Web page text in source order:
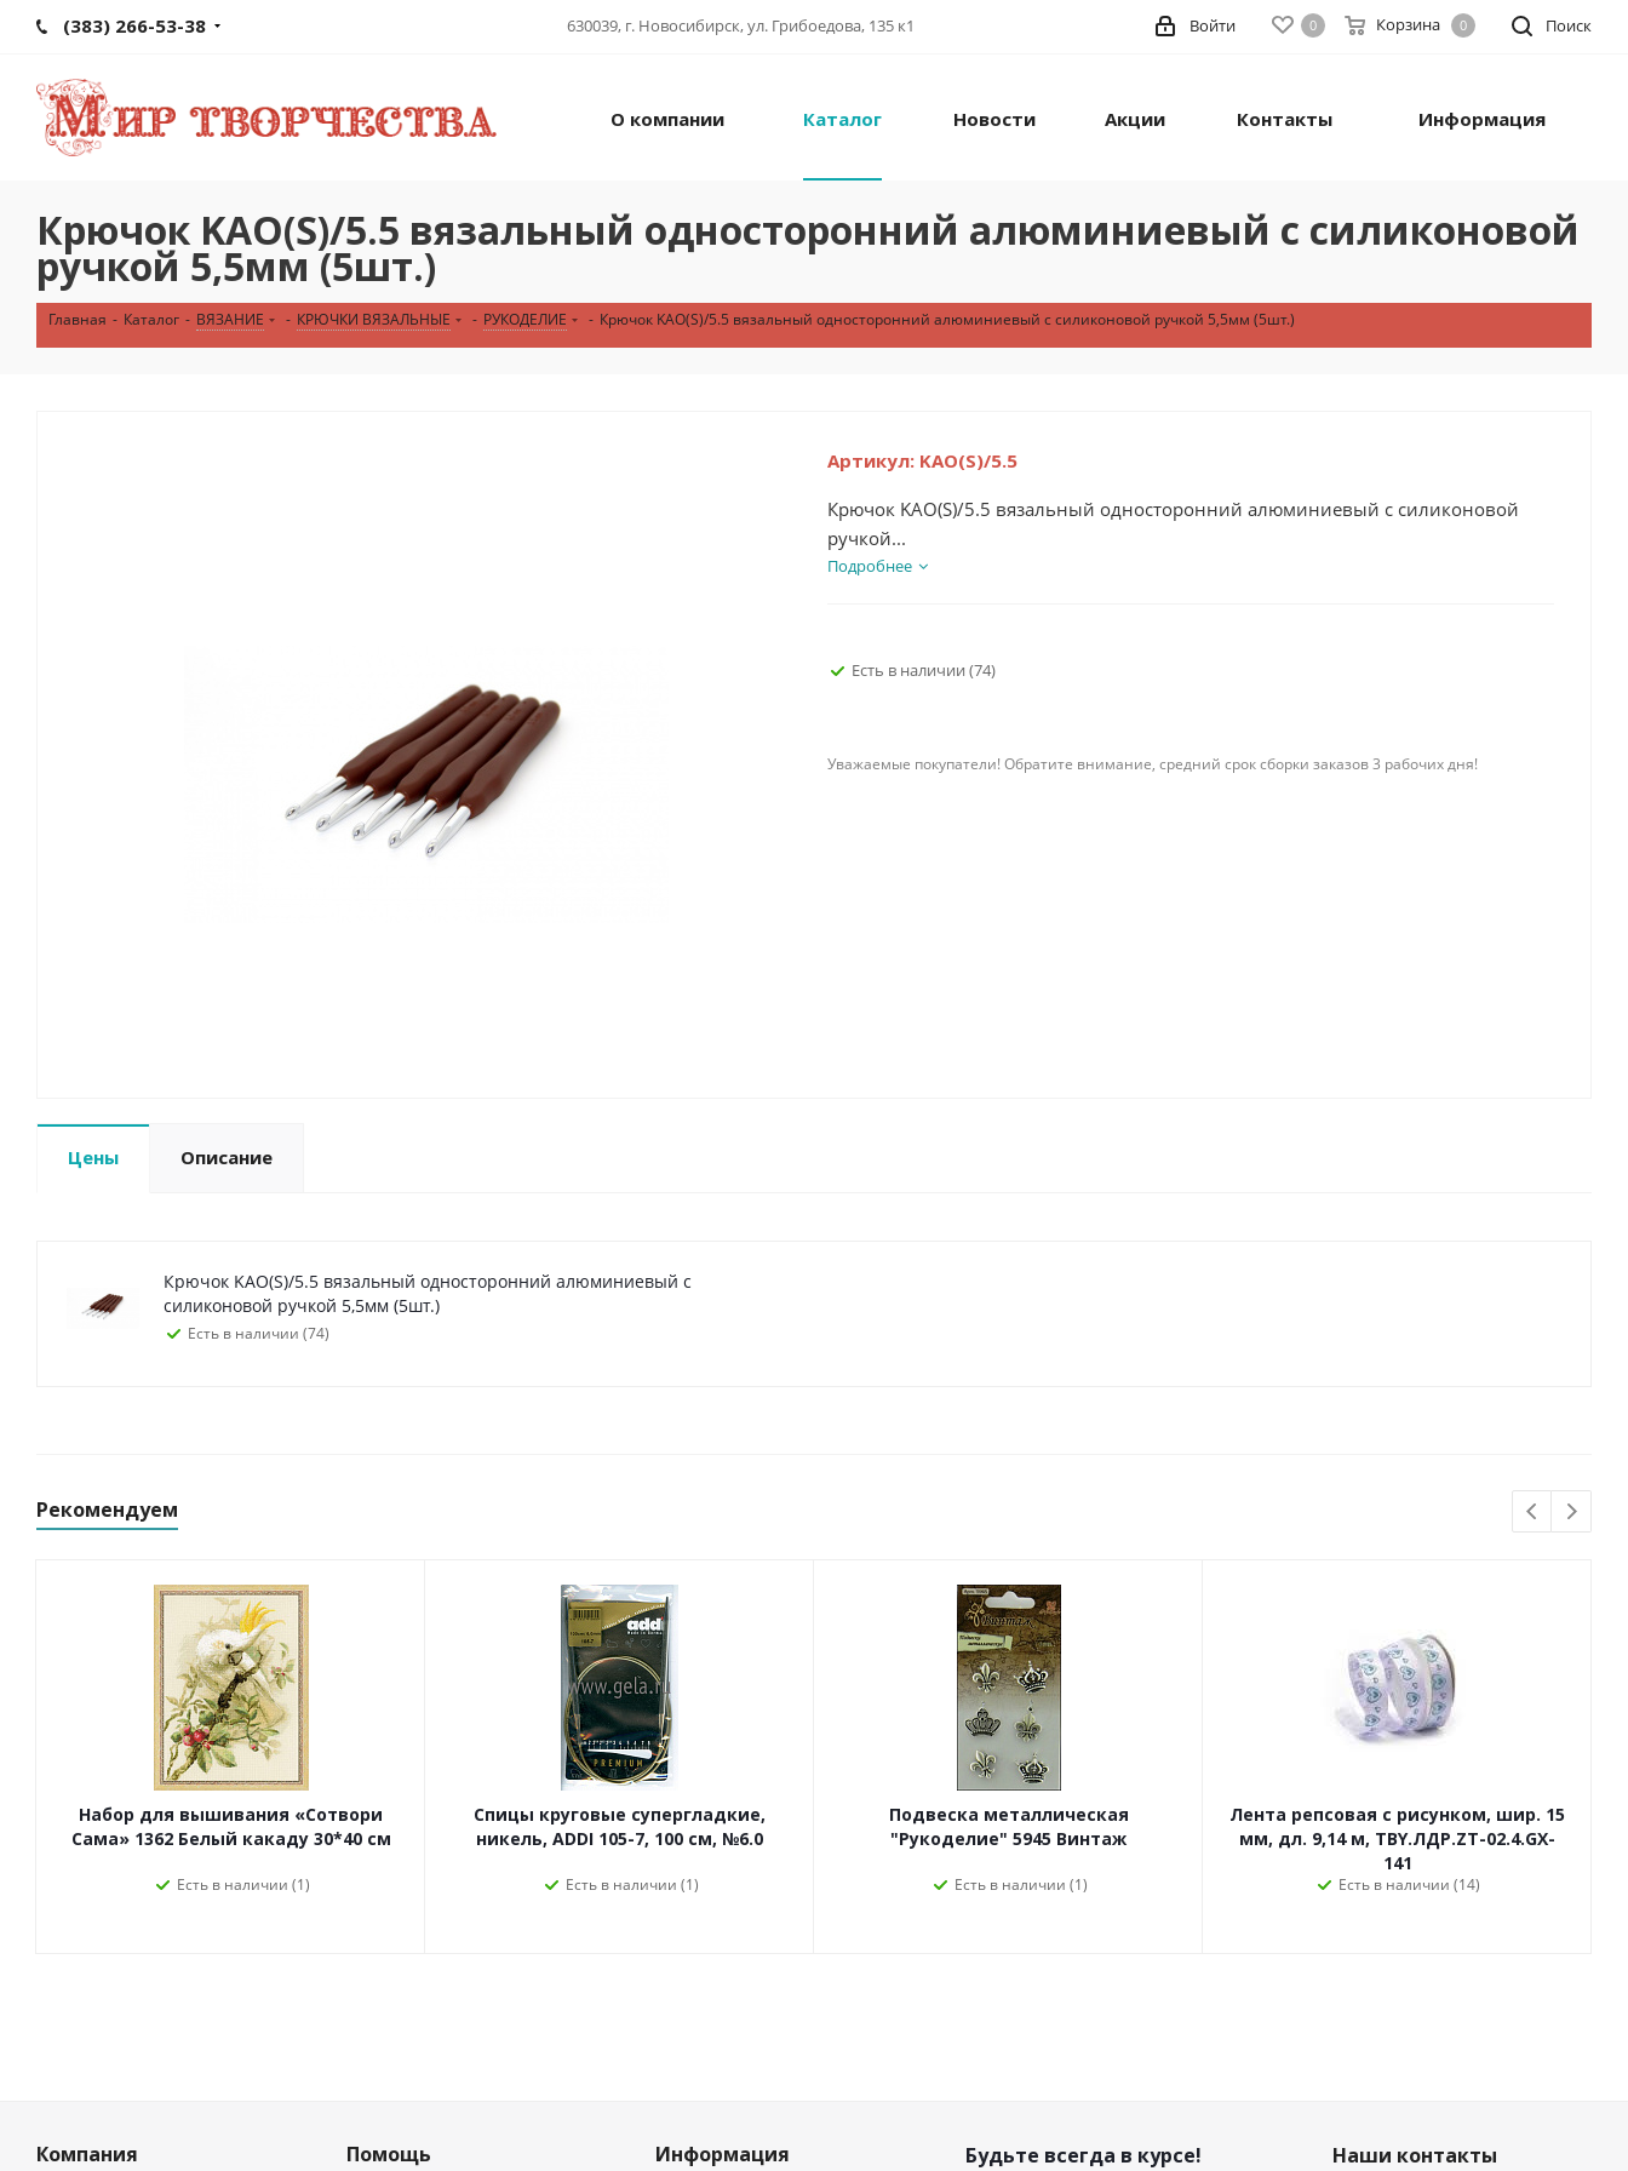
(383) 266-53-38 630039, г. Новосибирск, ул. Грибоедова, 135 к1 Поиск
0 Корзина 0
Войти
О компании Каталог Новости Акции Контакты Информация
Крючок KAO(S)/5.5 вязальный односторонний алюминиевый с силиконовой
ручкой 5,5мм (5шт.)
Главная - Каталог - ВЯЗАНИЕ - КРЮЧКИ ВЯЗАЛЬНЫЕ - РУКОДЕЛИЕ - Крючок KAO(S)/5.5 вязальный односторонний алюминиевый с силиконовой ручкой 5,5мм (5шт.)
Артикул: KAO(S)/5.5
Крючок KAO(S)/5.5 вязальный односторонний алюминиевый с силиконовой
ручкой...
Подробнее
Есть в наличии (74)
Уважаемые покупатели! Обратите внимание, средний срок сборки заказов 3 рабочих дня!
Цены Описание
Крючок KAO(S)/5.5 вязальный односторонний алюминиевый с
силиконовой ручкой 5,5мм (5шт.)
Есть в наличии (74)
Рекомендуем
Набор для вышивания «Сотвори
Сама» 1362 Белый какаду 30*40 см
Есть в наличии (1)
Спицы круговые супергладкие,
никель, ADDI 105-7, 100 см, №6.0
Есть в наличии (1)
Подвеска металлическая
"Рукоделие" 5945 Винтаж
Есть в наличии (1)
Лента репсовая с рисунком, шир. 15
мм, дл. 9,14 м, TBY.ЛДР.ZT-02.4.GX-
141
Есть в наличии (14)
Компания Помощь Информация Будьте всегда в курсе! Наши контакты